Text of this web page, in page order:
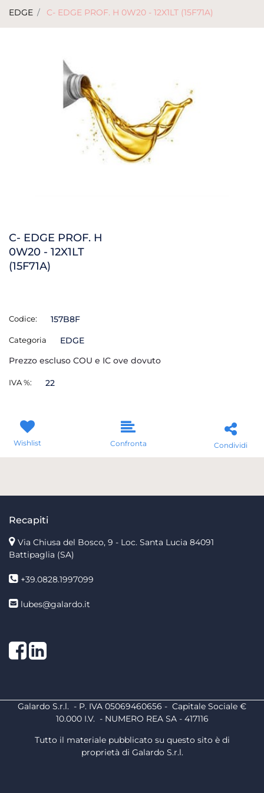
EDGE C- EDGE PROF. H 0W20 - 12X1LT (15F71A)
C- EDGE PROF. H
0W20 - 12X1LT
(15F71A)
Codice: 157B8F
Categoria
EDGE
Prezzo escluso COU e IC ove dovuto
IVA %: 22
Wishlist Confronta Condividi
Recapiti
Via Chiusa del Bosco, 9 - Loc. Santa Lucia 84091
Battipaglia (SA)
+39.0828.1997099
lubes@galardo.it
Facebook
LinkedIn
Galardo S.r.l. - P. IVA 05069460656 - Capitale Sociale €
10.000 I.V. - NUMERO REA SA - 417116
Tutto il materiale pubblicato su questo sito è di
proprietà di Galardo S.r.l.